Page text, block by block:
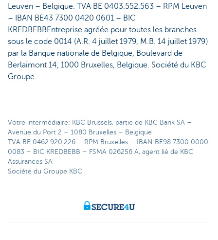
Leuven – Belgique. TVA BE 0403.552.563 – RPM Leuven
– IBAN BE43 7300 0420 0601 – BIC
KREDBEBBEntreprise agréée pour toutes les branches
sous le code 0014 (A.R. 4 juillet 1979, M.B. 14 juillet 1979)
par la Banque nationale de Belgique, Boulevard de
Berlaimont 14, 1000 Bruxelles, Belgique. Société du KBC
Groupe.
Votre intermédiaire: KBC Brussels, partie de KBC Bank SA –
Avenue du Port 2 – 1080 Bruxelles – Belgique
TVA BE 0462.920.226 – RPM Bruxelles – IBAN BE98 7300 0000
0083 – BIC KREDBEBB – FSMA 026256 A, agent lié de KBC
Assurances SA
Société du Groupe KBC